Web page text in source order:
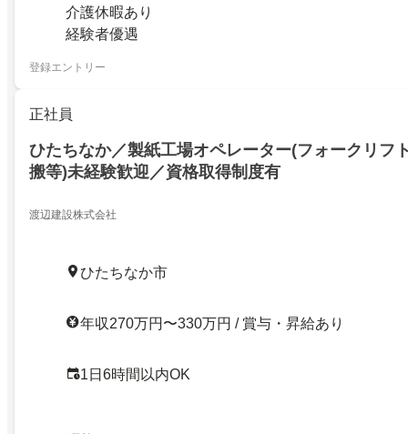
介護休暇あり
経験者優遇
登録エントリー
正社員
ひたちなか／製紙工場オペレーター(フォークリフ
搬等)未経験歓迎／資格取得制度有
渡辺建設株式会社
ひたちなか市
年収270万円〜330万円 / 賞与・昇給あり
1日6時間以内OK